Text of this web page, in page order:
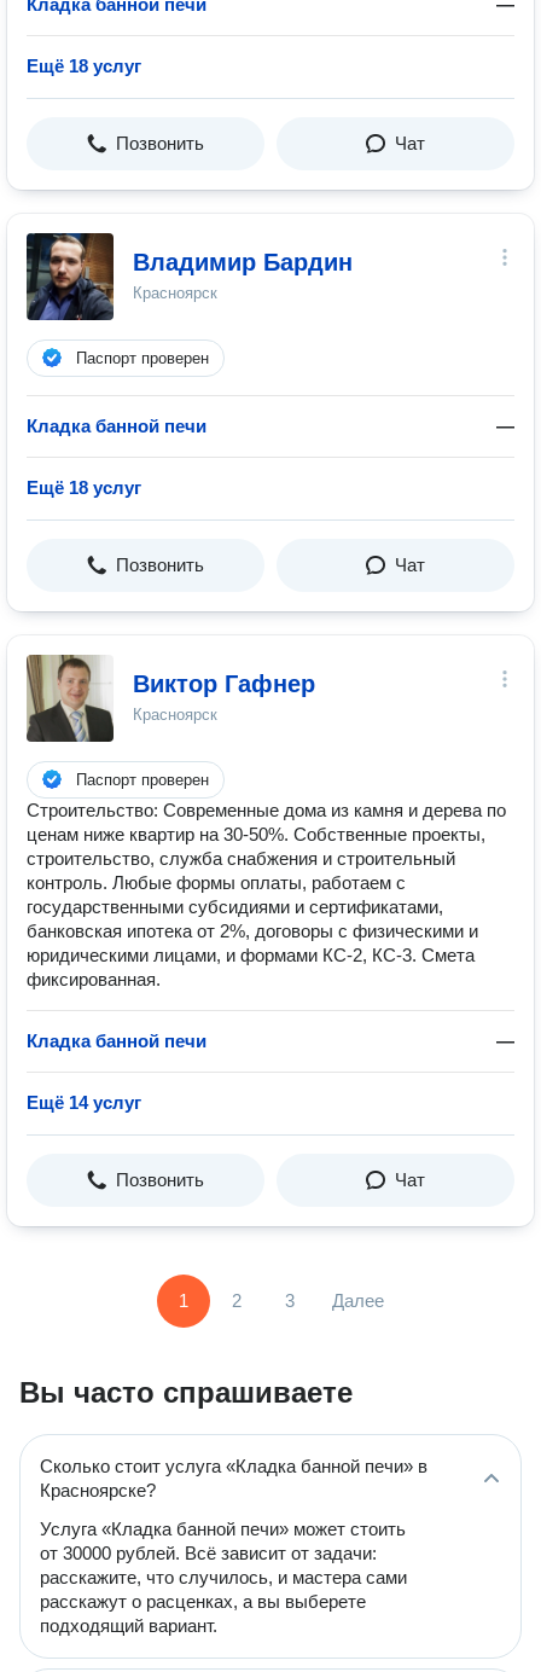
Кладка банной печи —
Ещё 18 услуг
Позвонить Чат
Владимир Бардин
Красноярск
Паспорт проверен
Кладка банной печи —
Ещё 18 услуг
Позвонить Чат
Виктор Гафнер
Красноярск
Паспорт проверен
Строительство: Современные дома из камня и дерева по
ценам ниже квартир на 30-50%. Собственные проекты,
строительство, служба снабжения и строительный
контроль. Любые формы оплаты, работаем с
государственными субсидиями и сертификатами,
банковская ипотека от 2%, договоры с физическими и
юридическими лицами, и формами КС-2, КС-3. Смета
фиксированная.
Кладка банной печи —
Ещё 14 услуг
Позвонить Чат
1 2 3 Далее
Вы часто спрашиваете
Сколько стоит услуга «Кладка банной печи» в
Красноярске?
Услуга «Кладка банной печи» может стоить
от 30000 рублей. Всё зависит от задачи:
расскажите, что случилось, и мастера сами
расскажут о расценках, а вы выберете
подходящий вариант.